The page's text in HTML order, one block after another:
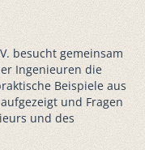
besucht gemeinsam
Ingenieuren die
Beispiele aus
und Fragen
und des